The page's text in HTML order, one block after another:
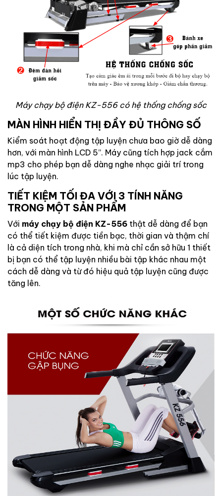
Máy chạy bộ điện KZ-556 có hệ thống chống sốc
MÀN HÌNH HIỂN THỊ ĐẦY ĐỦ THÔNG SỐ
Kiểm soát hoạt động tập luyện chưa bao giờ dễ dàng
hơn, với màn hình LCD 5”. Máy cũng tích hợp jack cắm
mp3 cho phép bạn dễ dàng nghe nhạc giải trí trong
lúc tập luyện.
TIẾT KIỆM TỐI ĐA VỚI 3 TÍNH NĂNG
TRONG MỘT SẢN PHẨM
Với máy chạy bộ điện KZ-556 thật dễ dàng để bạn
có thể tiết kiệm được tiền bạc, thời gian và thậm chí
là cả diện tích trong nhà, khi mà chỉ cần sở hữu 1 thiết
bị bạn có thể tập luyện nhiều bài tập khác nhau một
cách dễ dàng và từ đó hiệu quả tập luyện cũng được
tăng lên.